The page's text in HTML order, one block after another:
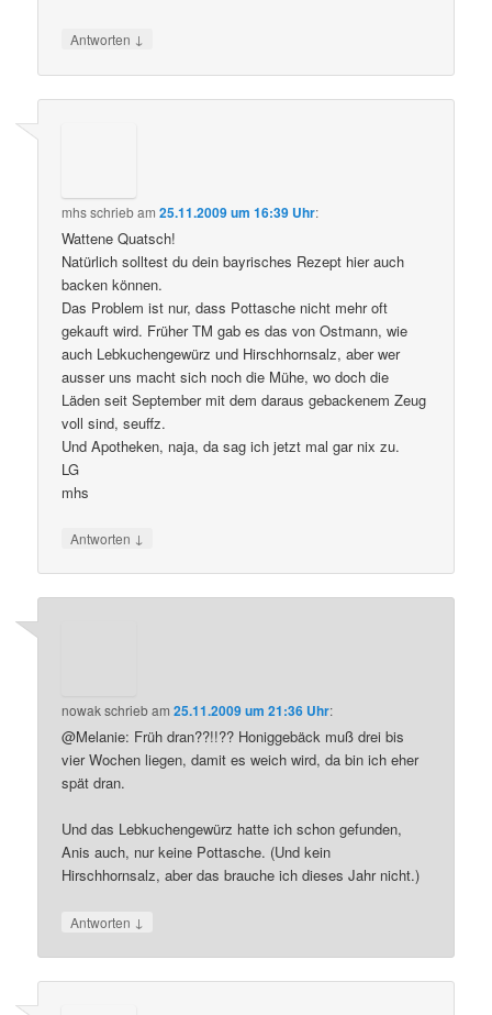
Antworten ↓
mhsschriebam25.11.2009 um 16:39 Uhr:
Wattene Quatsch!
Natürlich solltest du dein bayrisches Rezept hier auch
backen können.
Das Problem ist nur, dass Pottasche nicht mehr oft
gekauft wird. Früher TM gab es das von Ostmann, wie
auch Lebkuchengewürz und Hirschhornsalz, aber wer
ausser uns macht sich noch die Mühe, wo doch die
Läden seit September mit dem daraus gebackenem Zeug
voll sind, seuffz.
Und Apotheken, naja, da sag ich jetzt mal gar nix zu.
LG
mhs
Antworten ↓
nowakschriebam25.11.2009 um 21:36 Uhr:
@Melanie: Früh dran??!!?? Honiggebäck muß drei bis
vier Wochen liegen, damit es weich wird, da bin ich eher
spät dran.
Und das Lebkuchengewürz hatte ich schon gefunden,
Anis auch, nur keine Pottasche. (Und kein
Hirschhornsalz, aber das brauche ich dieses Jahr nicht.)
Antworten ↓